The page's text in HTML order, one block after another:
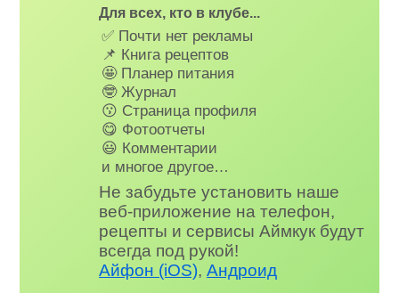
Для всех, кто в клубе...
✅ Почти нет рекламы
📌 Книга рецептов
🤩 Планер питания
🤓 Журнал
😗 Страница профиля
😋 Фотоотчеты
😃 Комментарии
и многое другое…
Не забудьте установить наше
веб-приложение на телефон,
рецепты и сервисы Аймкук будут
всегда под рукой!
Айфон (iOS),Андроид